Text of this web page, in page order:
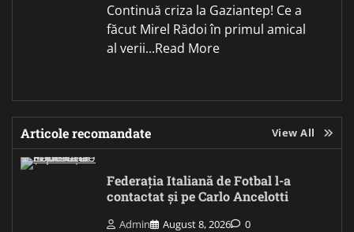
Continuă criza la Gaziantep! Ce a
făcut Mirel Rădoi în primul amical
al verii...Read More
Articole recomandate View All
Federația Italiană de Fotbal l-a
contactat și pe Carlo Ancelotti
Admin August 8, 2026 0